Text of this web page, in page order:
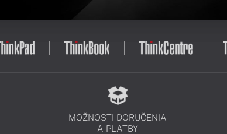
MOŽNOSTI DORUČENIA
A PLATBY